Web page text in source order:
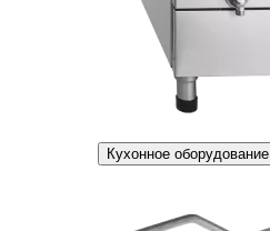
Кухонное оборудование